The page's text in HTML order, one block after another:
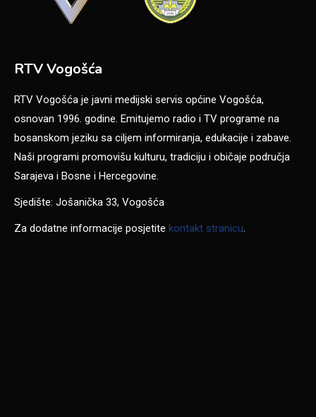
RTV Vogošća
RTV Vogošća je javni medijski servis općine Vogošća,
osnovan 1996. godine. Emitujemo radio i TV programe na
bosanskom jeziku sa ciljem informiranja, edukacije i zabave.
Naši programi promovišu kulturu, tradiciju i običaje područja
Sarajeva i Bosne i Hercegovine.
Sjedište: Jošanička 33, Vogošća
Za dodatne informacije posjetite kontakt stranicu